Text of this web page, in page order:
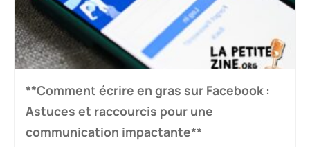
**Comment écrire en gras sur Facebook :
Astuces et raccourcis pour une
communication impactante**